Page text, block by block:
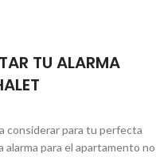
TU ALARMA
considerar para tu perfecta
alarma para el apartamento no